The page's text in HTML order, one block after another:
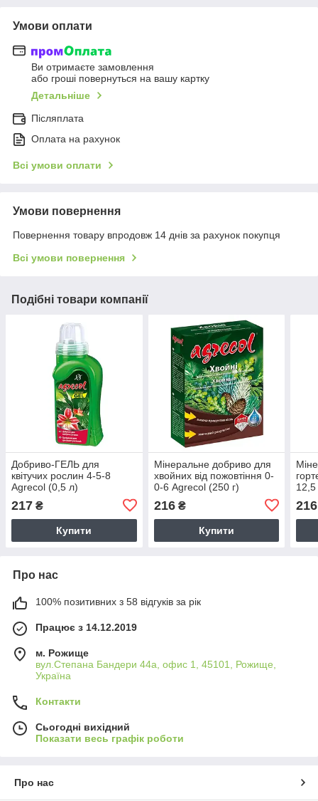
Умови оплати
Ви отримаєте замовлення
або гроші повернуться на вашу картку
Детальніше
Післяплата
Оплата на рахунок
Всі умови оплати
Умови повернення
Повернення товару впродовж 14 днів за рахунок покупця
Всі умови повернення
Подібні товари компанії
Добриво-ГЕЛЬ для
квітучих рослин 4-5-8
Agrecol (0,5 л)
217 ₴
Купити
Мінеральне добриво для
хвойних від пожовтіння 0-
0-6 Agrecol (250 г)
216₴
Купити
12,5
216
Про нас
100% позитивних з 58 відгуків за рік
Працює з 14.12.2019
м. Рожище
вул.Степана Бандери 44а, офис 1, 45101, Рожище,
Україна
Контакти
Сьогодні вихідний
Показати весь графік роботи
Про нас